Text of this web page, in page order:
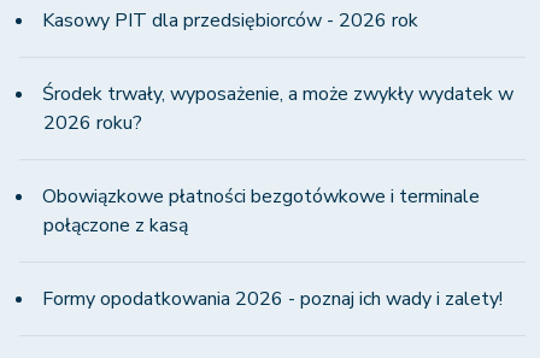
Kasowy PIT dla przedsiębiorców - 2026 rok
Środek trwały, wyposażenie, a może zwykły wydatek w
2026 roku?
Obowiązkowe płatności bezgotówkowe i terminale
połączone z kasą
Formy opodatkowania 2026 - poznaj ich wady i zalety!